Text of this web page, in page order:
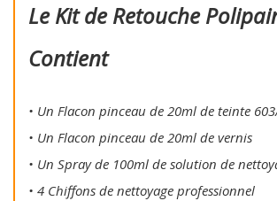
Le Kit de Retouche
Contient
• Un Flacon pinceau de 20ml de teinte
• Un Flacon pinceau de 20ml de vernis
• Un Spray de 100ml de solution de
• 4 Chiffons de nettoyage professionnel